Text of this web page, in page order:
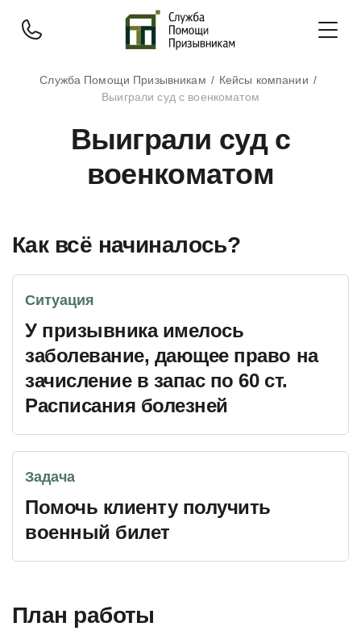
Служба Помощи Призывникам
Кейсы компании
Выиграли суд с военкоматом
Выиграли суд с
военкоматом
Как всё начиналось?
Ситуация
У призывника имелось
заболевание, дающее право на
зачисление в запас по 60 ст.
Расписания болезней
Задача
Помочь клиенту получить
военный билет
План работы